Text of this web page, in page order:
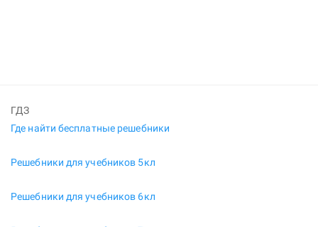
ГДЗ
Где найти бесплатные решебники
Решебники для учебников 5кл
Решебники для учебников 6кл